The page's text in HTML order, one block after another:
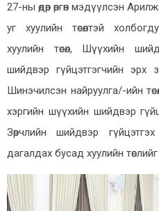
27-ны өдөр өргөн мэдүүлсэн
уг хуулийн төсөлтэй
хуулийн төсөл, Шүүхийн
шийдвэр гүйцэтгэгчийн
Шинэчилсэн найруулга/-ийн
хэргийн шүүхийн шийдвэр
Зөрчлийн шийдвэр
дагалдах бусад хуулийн